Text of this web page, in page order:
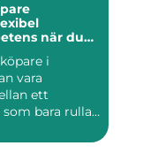
när du
i
vara
ett
bara rullar